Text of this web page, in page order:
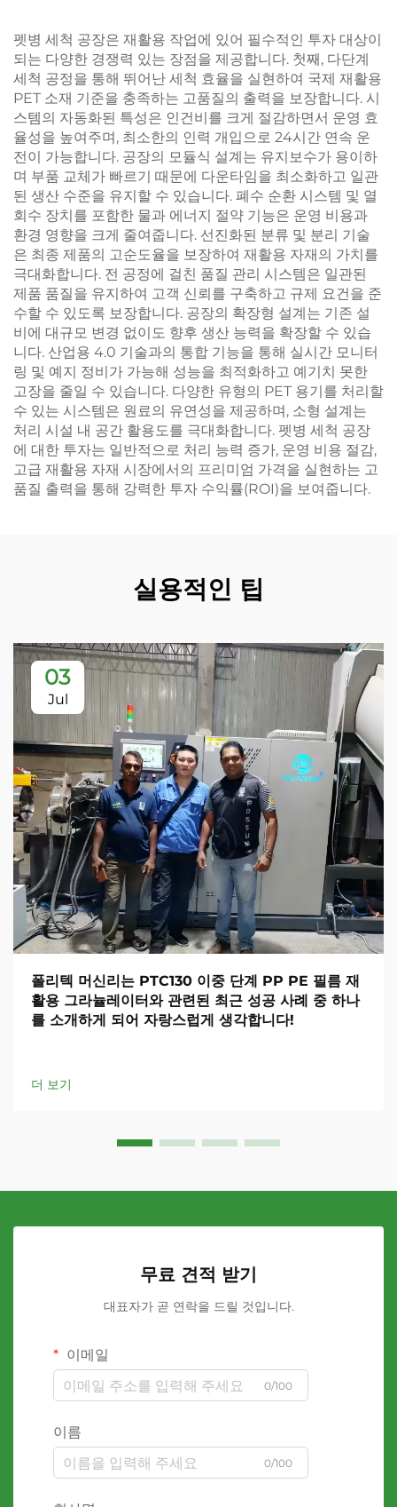
펫병 세척 공장은 재활용 작업에 있어 필수적인 투자 대상이
되는 다양한 경쟁력 있는 장점을 제공합니다. 첫째, 다단계
세척 공정을 통해 뛰어난 세척 효율을 실현하여 국제 재활용
PET 소재 기준을 충족하는 고품질의 출력을 보장합니다. 시
스템의 자동화된 특성은 인건비를 크게 절감하면서 운영 효
율성을 높여주며, 최소한의 인력 개입으로 24시간 연속 운
전이 가능합니다. 공장의 모듈식 설계는 유지보수가 용이하
며 부품 교체가 빠르기 때문에 다운타임을 최소화하고 일관
된 생산 수준을 유지할 수 있습니다. 폐수 순환 시스템 및 열
회수 장치를 포함한 물과 에너지 절약 기능은 운영 비용과
환경 영향을 크게 줄여줍니다. 선진화된 분류 및 분리 기술
은 최종 제품의 고순도율을 보장하여 재활용 자재의 가치를
극대화합니다. 전 공정에 걸친 품질 관리 시스템은 일관된
제품 품질을 유지하여 고객 신뢰를 구축하고 규제 요건을 준
수할 수 있도록 보장합니다. 공장의 확장형 설계는 기존 설
비에 대규모 변경 없이도 향후 생산 능력을 확장할 수 있습
니다. 산업용 4.0 기술과의 통합 기능을 통해 실시간 모니터
링 및 예지 정비가 가능해 성능을 최적화하고 예기치 못한
고장을 줄일 수 있습니다. 다양한 유형의 PET 용기를 처리할
수 있는 시스템은 원료의 유연성을 제공하며, 소형 설계는
처리 시설 내 공간 활용도를 극대화합니다. 펫병 세척 공장
에 대한 투자는 일반적으로 처리 능력 증가, 운영 비용 절감,
고급 재활용 자재 시장에서의 프리미엄 가격을 실현하는 고
품질 출력을 통해 강력한 투자 수익률(ROI)을 보여줍니다.
실용적인 팁
03
Jul
폴리텍 머신리는 PTC130 이중 단계 PP PE 필름 재
활용 그라뉼레이터와 관련된 최근 성공 사례 중 하나
를 소개하게 되어 자랑스럽게 생각합니다!
더 보기
무료 견적 받기
대표자가 곧 연락을 드릴 것입니다.
이메일
0/100
이름
0/100